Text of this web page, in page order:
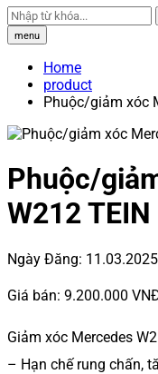
menu
Home
product
Phuộc/giảm xóc
Phuộc/
W212
Ngày Đăng: 11.03.2025
Giá bán: 9.200.000
Giảm xóc Mercedes
– Hạn chế rung chấn,